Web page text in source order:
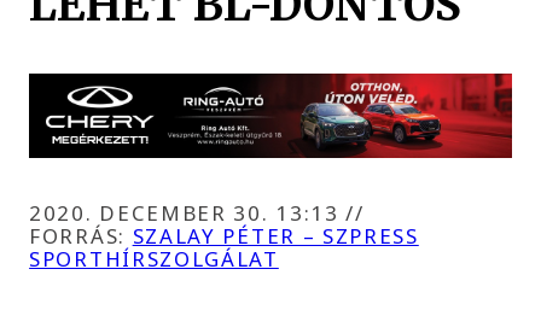
2020. DECEMBER 30. 13:13//
FORRÁS: SZALAY PÉTER – SZPRESS
SPORTHÍRSZOLGÁLAT